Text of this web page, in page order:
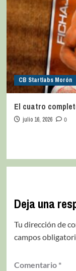
CB Startlabs Morón
El cuatro
julio 16, 2026 0
Deja una
Tu dirección de
campos
Comentario *